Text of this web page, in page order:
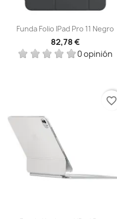
Vista rápida
Funda Folio IPad Pro 11 Negro
82,78 €
0 opinión
favorite_border